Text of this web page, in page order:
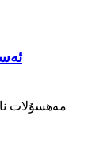
1. مەھسۇلات